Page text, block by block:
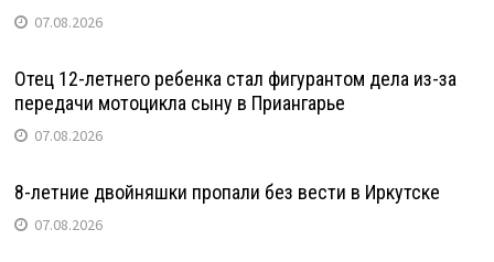
07.08.2026
Отец 12-летнего ребенка стал фигурантом дела из-за
передачи мотоцикла сыну в Приангарье
07.08.2026
8-летние двойняшки пропали без вести в Иркутске
07.08.2026